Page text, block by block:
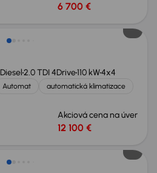
6 700 €
Diesel2.0 TDI 4Drive110 kW4x4
Automat
automatická klimatizace
Akciová cena na úver
12 100 €